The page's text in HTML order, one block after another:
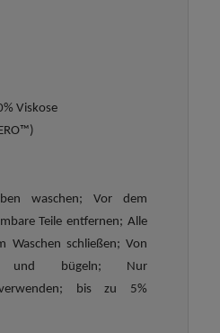
Viskose
waschen; Vor dem
Teile entfernen; Alle
Waschen schließen; Von
und bügeln; Nur
verwenden; bis zu 5%